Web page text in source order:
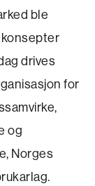
ble
drives
for
og
Norges